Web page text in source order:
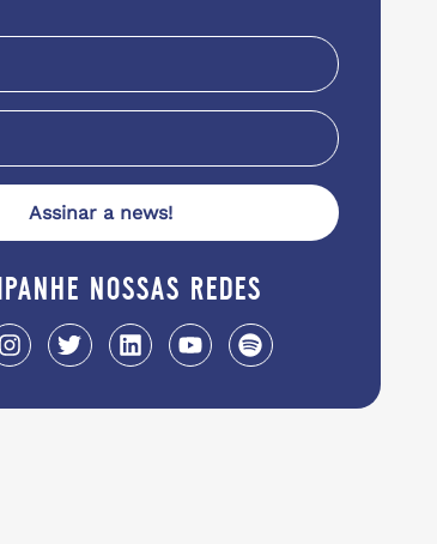
Assinar a news!
nossas redes